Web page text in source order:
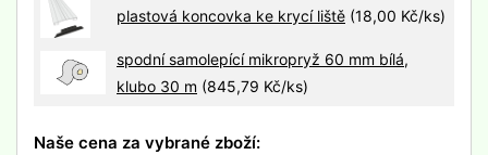
plastová koncovka ke krycí liště (18,00 Kč/ks)
spodní samolepící mikropryž 60 mm bílá,
klubo 30 m (845,79 Kč/ks)
Naše cena za vybrané zboží: